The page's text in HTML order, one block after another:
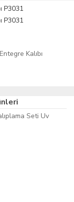
P3031
P3031
Kalıbı